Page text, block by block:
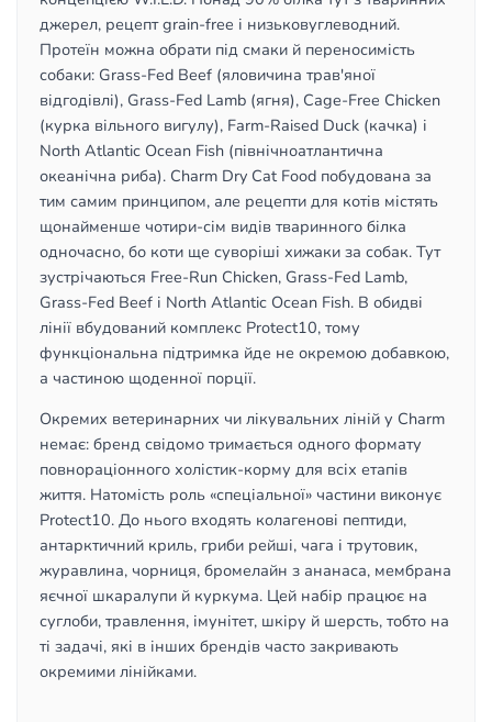
джерел, рецепт grain-free і низьковуглеводний.
Протеїн можна обрати під смаки й переносимість
собаки: Grass-Fed Beef (яловичина трав'яної
відгодівлі), Grass-Fed Lamb (ягня), Cage-Free Chicken
(курка вільного вигулу), Farm-Raised Duck (качка) і
North Atlantic Ocean Fish (північноатлантична
океанічна риба). Charm Dry Cat Food побудована за
тим самим принципом, але рецепти для котів містять
щонайменше чотири-сім видів тваринного білка
одночасно, бо коти ще суворіші хижаки за собак. Тут
зустрічаються Free-Run Chicken, Grass-Fed Lamb,
Grass-Fed Beef і North Atlantic Ocean Fish. В обидві
лінії вбудований комплекс Protect10, тому
функціональна підтримка йде не окремою добавкою,
а частиною щоденної порції.
Окремих ветеринарних чи лікувальних ліній у Charm
немає: бренд свідомо тримається одного формату
повнораціонного холістик-корму для всіх етапів
життя. Натомість роль «спеціальної» частини виконує
Protect10. До нього входять колагенові пептиди,
антарктичний криль, гриби рейші, чага і трутовик,
журавлина, чорниця, бромелайн з ананаса, мембрана
яєчної шкаралупи й куркума. Цей набір працює на
суглоби, травлення, імунітет, шкіру й шерсть, тобто на
ті задачі, які в інших брендів часто закривають
окремими лінійками.